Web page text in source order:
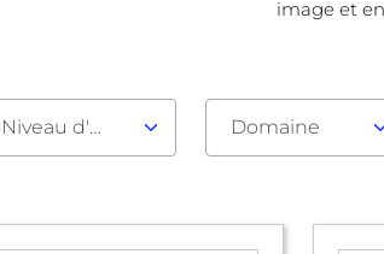
image et
Niveau d'admission Domaine